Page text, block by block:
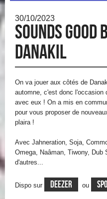
30/10/2023
SOUNDS GOOD
DANAKIL
On va jouer aux côtés de
automne, c'est donc l'occasion
avec eux ! On a mis en
pour vous proposer de
plaira !
Avec Jahneration, Soja,
Omega, Naâman, Tiwony, Dub
d'autres...
Dispo sur Deezer ou